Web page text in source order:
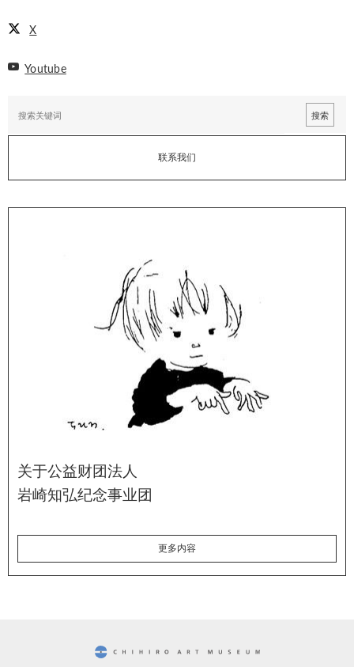
X
Youtube
联系我们
关于公益财团法人
岩崎知弘纪念事业团
更多内容